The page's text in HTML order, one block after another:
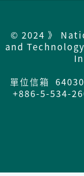
© 2024 》
and
單位信箱
+886-5-534-